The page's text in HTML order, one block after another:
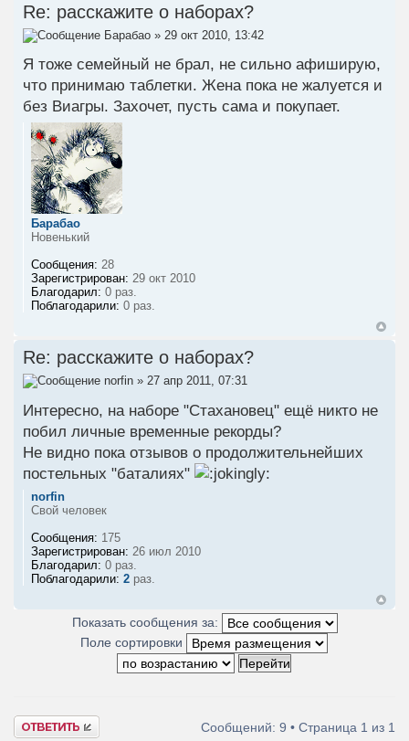
Re: расскажите о наборах?
Барабао » 29 окт 2010, 13:42
Я тоже семейный не брал, не сильно афиширую,
что принимаю таблетки. Жена пока не жалуется и
без Виагры. Захочет, пусть сама и покупает.
Барабао
Новенький
Сообщения: 28
Зарегистрирован: 29 окт 2010
Благодарил: 0 раз.
Поблагодарили: 0 раз.
Re: расскажите о наборах?
norfin » 27 апр 2011, 07:31
Интересно, на наборе "Стахановец" ещё никто не
побил личные временные рекорды?
Не видно пока отзывов о продолжительнейших
постельных "баталиях"
norfin
Свой человек
Сообщения: 175
Зарегистрирован: 26 июл 2010
Благодарил: 0 раз.
Поблагодарили: 2 раз.
Показать сообщения за:
Поле сортировки
Ответить Сообщений: 9 • Страница 1 из 1